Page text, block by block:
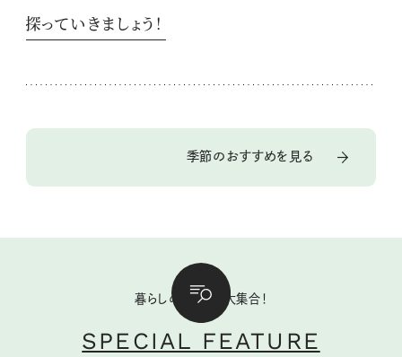
探っていきましょう！
季節のおすすめを見る
暮らしのいいこと大集合！
SPECIAL FEATURE